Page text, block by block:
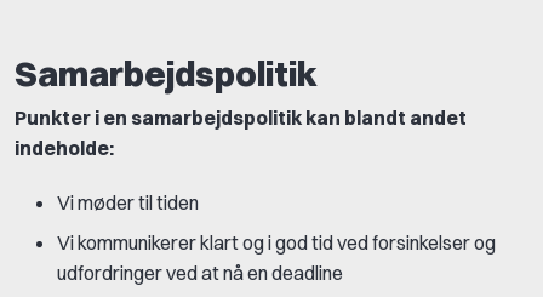
Samarbejdspolitik
Punkter i en samarbejdspolitik kan blandt andet
indeholde:
Vi møder til tiden
Vi kommunikerer klart og i god tid ved forsinkelser og
udfordringer ved at nå en deadline